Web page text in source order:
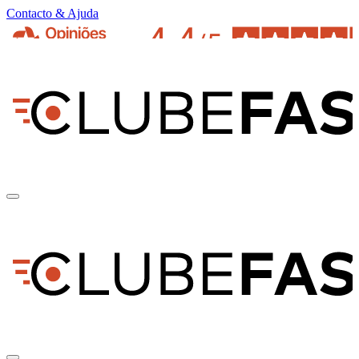
Contacto & Ajuda